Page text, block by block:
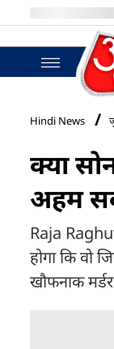
BT
Hindi News
क्या
अहम
Raja
होगा कि वो
खौफनाक